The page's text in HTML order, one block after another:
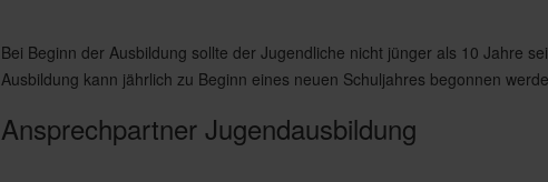
Bei Beginn der Ausbildung sollte der Jugendliche nicht jünger als 10 Jahre
Ausbildung kann jährlich zu Beginn eines neuen Schuljahres begonnen
Ansprechpartner Jugendausbildung